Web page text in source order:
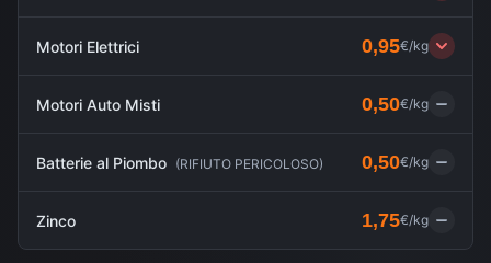
Motori Elettrici 0,95€/kg
Motori Auto Misti 0,50€/kg
Batterie al Piombo (RIFIUTO PERICOLOSO) 0,50€/kg
Zinco 1,75€/kg